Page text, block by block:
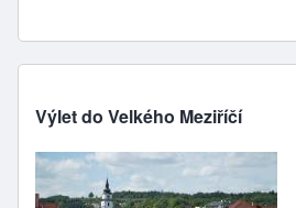
Výlet do Velkého Meziříčí